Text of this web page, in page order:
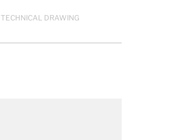
TECHNICAL DRAWING